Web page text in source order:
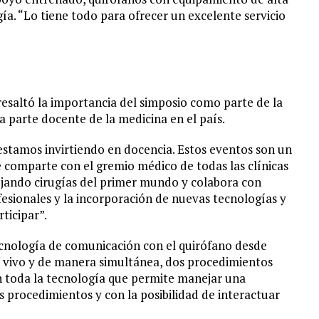
“Lo tiene todo para ofrecer un excelente servicio
la importancia del simposio como parte de la
parte docente de la medicina en el país.
invirtiendo en docencia. Estos eventos son un
con el gremio médico de todas las clínicas
cirugías del primer mundo y colabora con
y la incorporación de nuevas tecnologías y
de comunicación con el quirófano desde
y de manera simultánea, dos procedimientos
toda la tecnología que permite manejar una
procedimientos y con la posibilidad de interactuar